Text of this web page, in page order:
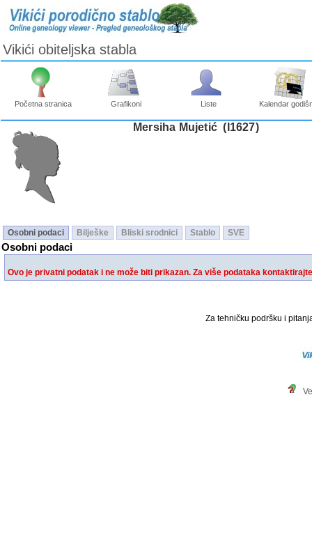
Vikići obiteljska stabla
Početna stranica Grafikoni Liste Kalendar
Mersiha Mujetić ‎(I1627)‎
Osobni podaci Bilješke Bliski srodnici Stablo SVE
Osobni podaci
Ovo je privatni podatak i ne može biti prikazan. Za više podataka
Za tehničku podršku i